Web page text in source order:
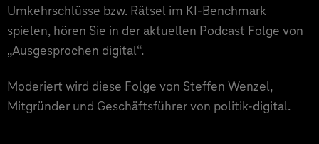
Umkehrschlüsse bzw. Rätsel im KI-Benchmark
spielen, hören Sie in der aktuellen Podcast Folge von
„Ausgesprochen digital“.
Moderiert wird diese Folge von Steffen Wenzel,
Mitgründer und Geschäftsführer von politik-digital.